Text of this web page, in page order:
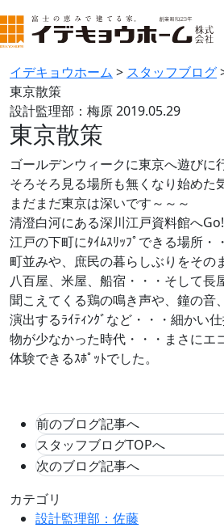
イデキョウホーム > スタッフブログ
東京散策
設計監理部：梅原2019.05.29
東京散策
ゴールデンウィークに東京へ遊びに
そろそろ見る場所も無くなり始めた
まだまだ東京は深いです～～～
清澄白河にある深川江戸資料館へ
江戸の下町にﾀｲﾑｽﾘｯﾌﾟできる場所・
町並みや、庶民の暮らしぶりをその
八百屋、米屋、船宿・・・そして長
聞こえてくる鶏の鳴き声や、鐘の音
演出するﾗｲﾃｨﾝｸﾞなど・・・細かい
物が少なかった時代・・・まさにエ
体験できるｽﾎﾟｯﾄでした。
前のブログ記事へ
スタッフブログTOPへ
次のブログ記事へ
カテゴリ
設計監理部：佐藤